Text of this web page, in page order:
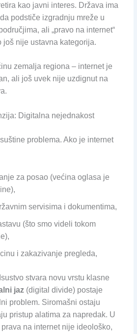
kao javni interes. Država ima
podstiče izgradnju mreže u
ali „pravo na internet“
još nije ustavna kategorija.
zemalja regiona – internet je
ali još uvek nije uzdignut na
Digitalna nejednakost
problema. Ako je internet
za posao (većina oglasa je
servisima i dokumentima,
(što smo videli tokom
i zakazivanje pregleda,
stvara novu vrstu klasne
jaz(digital divide) postaje
problem. Siromašni ostaju
pristup alatima za napredak. U
na internet nije ideološko,